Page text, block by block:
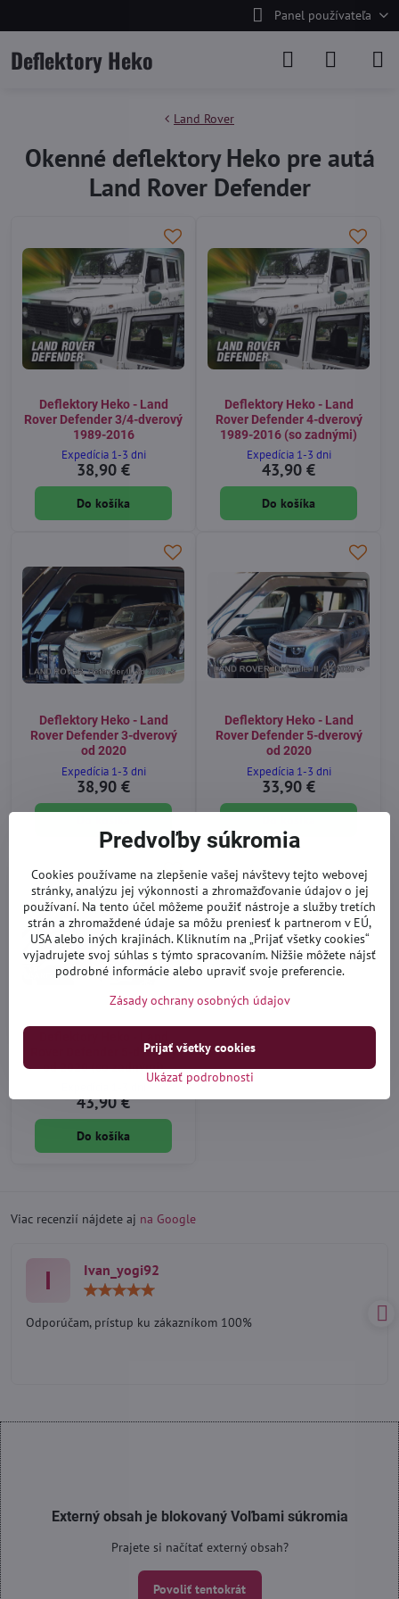
Panel používateľa
Deflektory Heko
Land Rover
Okenné deflektory Heko pre autá
Land Rover Defender
Deflektory Heko - Land
Rover Defender 3/4-dverový
1989-2016
Expedícia 1-3 dni
38,90 €
Do košíka
Deflektory Heko - Land
Rover Defender 4-dverový
1989-2016 (so zadnými)
Expedícia 1-3 dni
43,90 €
Do košíka
Deflektory Heko - Land
Rover Defender 3-dverový
od 2020
Expedícia 1-3 dni
38,90 €
Deflektory Heko - Land
Rover Defender 5-dverový
od 2020
Expedícia 1-3 dni
33,90 €
Rover Defender 5-dverový
od 2020 (so zadnými)
43,90 €
Do košíka
Viac recenzií nájdete aj na Google
I Ivan_yogi92
5
Odporúčam, prístup ku zákazníkom 100%
Externý obsah je blokovaný Voľbami súkromia
Prajete si načítať externý obsah?
Povoliť tentokrát
Predvoľby súkromia
Cookies používame na zlepšenie vašej návštevy tejto webovej
stránky, analýzu jej výkonnosti a zhromažďovanie údajov o jej
používaní. Na tento účel môžeme použiť nástroje a služby tretích
strán a zhromaždené údaje sa môžu preniesť k partnerom v EÚ,
USA alebo iných krajinách. Kliknutím na „Prijať všetky cookies“
vyjadrujete svoj súhlas s týmto spracovaním. Nižšie môžete nájsť
podrobné informácie alebo upraviť svoje preferencie.
Zásady ochrany osobných údajov
Ukázať podrobnosti
Prijať všetky cookies